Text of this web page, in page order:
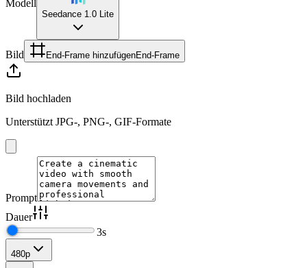
Modell
Seedance 1.0 Lite
Bild End-Frame hinzufügenEnd-Frame
Bild hochladen
Unterstützt JPG-, PNG-, GIF-Formate
Prompt
Dauer
3s
480p